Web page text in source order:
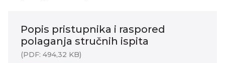
Popis pristupnika i raspored
polaganja stručnih ispita
(PDF: 494,32 KB)